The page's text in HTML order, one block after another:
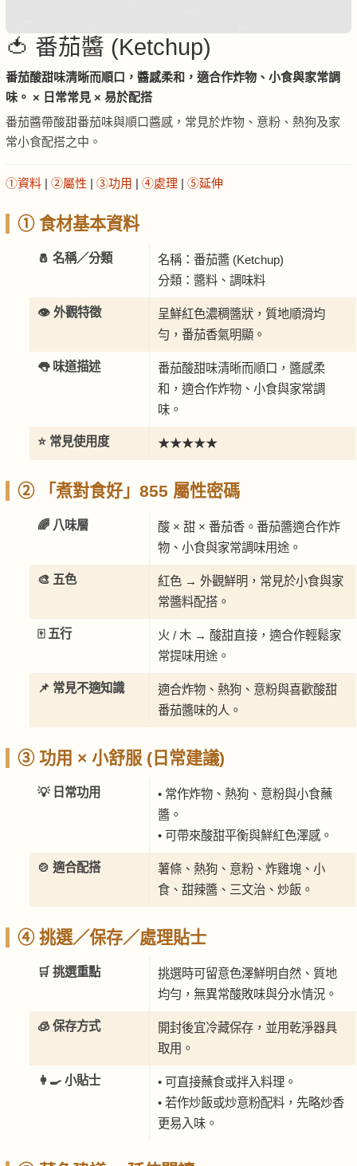
🍅 番茄醬 (Ketchup)
番茄酸甜味清晰而順口，醬感柔和，適合作炸物、小食與家常調
味。 × 日常常見 × 易於配搭
番茄醬帶酸甜番茄味與順口醬感，常見於炸物、意粉、熱狗及家
常小食配搭之中。
①資料 | ②屬性 | ③功用 | ④處理 | ⑤延伸
① 食材基本資料
🧂 名稱／分類
名稱：番茄醬 (Ketchup)
分類：醬料、調味料
👁️ 外觀特徵
呈鮮紅色濃稠醬狀，質地順滑均
勻，番茄香氣明顯。
👅 味道描述
番茄酸甜味清晰而順口，醬感柔
和，適合作炸物、小食與家常調
味。
⭐ 常見使用度 ★★★★★
② 「煮對食好」855 屬性密碼
🌈 八味層
酸 × 甜 × 番茄香。番茄醬適合作炸
物、小食與家常調味用途。
🎨 五色
紅色 → 外觀鮮明，常見於小食與家
常醬料配搭。
🀄 五行
火 / 木 → 酸甜直接，適合作輕鬆家
常提味用途。
📌 常見不適知識
適合炸物、熱狗、意粉與喜歡酸甜
番茄醬味的人。
③ 功用 × 小舒服 (日常建議)
💡 日常功用
• 常作炸物、熱狗、意粉與小食蘸
醬。
• 可帶來酸甜平衡與鮮紅色澤感。
🍲 適合配搭
薯條、熱狗、意粉、炸雞塊、小
食、甜辣醬、三文治、炒飯。
④ 挑選／保存／處理貼士
🛒 挑選重點
挑選時可留意色澤鮮明自然、質地
均勻，無異常酸敗味與分水情況。
🧊 保存方式
開封後宜冷藏保存，並用乾淨器具
取用。
👩‍🍳 小貼士
• 可直接蘸食或拌入料理。
• 若作炒飯或炒意粉配料，先略炒香
更易入味。